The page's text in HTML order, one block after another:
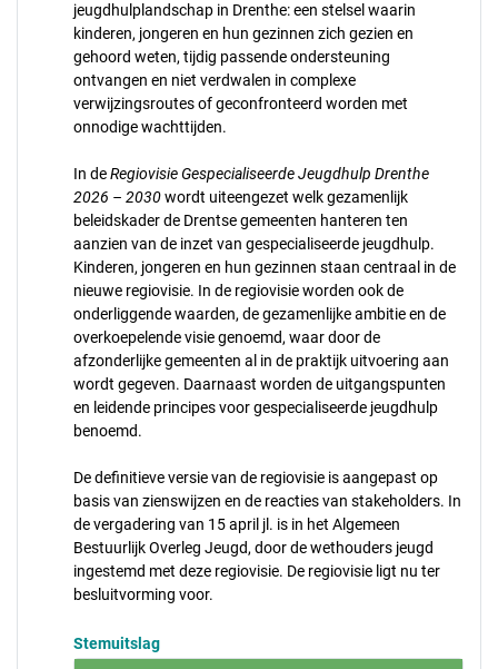
jeugdhulplandschap in Drenthe: een stelsel waarin
kinderen, jongeren en hun gezinnen zich gezien en
gehoord weten, tijdig passende ondersteuning
ontvangen en niet verdwalen in complexe
verwijzingsroutes of geconfronteerd worden met
onnodige wachttijden.
In deRegiovisie Gespecialiseerde Jeugdhulp Drenthe
2026 – 2030wordt uiteengezet welk gezamenlijk
beleidskader de Drentse gemeenten hanteren ten
aanzien van de inzet van gespecialiseerde jeugdhulp.
Kinderen, jongeren en hun gezinnen staan centraal in de
nieuwe regiovisie. In de regiovisie worden ook de
onderliggende waarden, de gezamenlijke ambitie en de
overkoepelende visie genoemd, waar door de
afzonderlijke gemeenten al in de praktijk uitvoering aan
wordt gegeven. Daarnaast worden de uitgangspunten
en leidende principes voor gespecialiseerde jeugdhulp
benoemd.
De definitieve versie van de regiovisie is aangepast op
basis van zienswijzen en de reacties van stakeholders. In
de vergadering van 15 april jl. is in het Algemeen
Bestuurlijk Overleg Jeugd, door de wethouders jeugd
ingestemd met deze regiovisie. De regiovisie ligt nu ter
besluitvorming voor.
Stemuitslag